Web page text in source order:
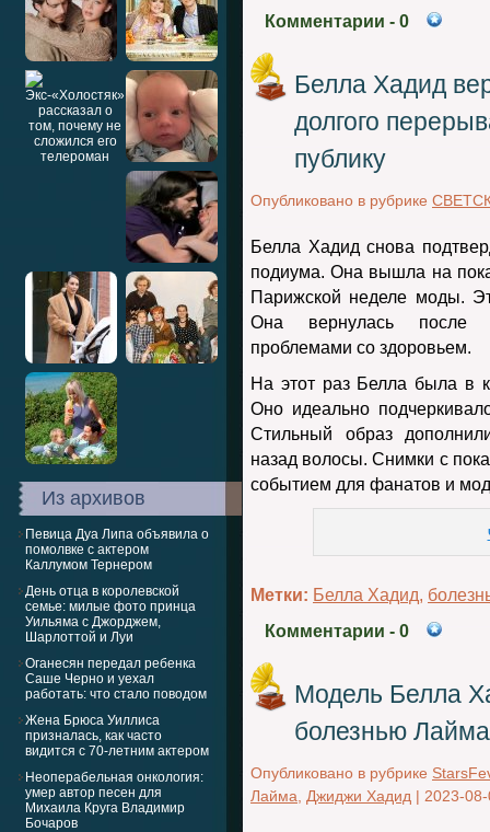
Из архивов
Певица Дуа Липа объявила о
помолвке с актером
Каллумом Тернером
День отца в королевской
семье: милые фото принца
Уильяма с Джорджем,
Шарлоттой и Луи
Оганесян передал ребенка
Саше Черно и уехал
работать: что стало поводом
Жена Брюса Уиллиса
призналась, как часто
видится с 70-летним актером
Неоперабельная онкология:
умер автор песен для
Михаила Круга Владимир
Бочаров
Комментарии - 0
Белла Хадид
долгого
публику
Опубликовано в рубрике
Белла Хадид снова
подиума. Она вышла на
Парижской неделе моды.
Она вернулась после
проблемами со здоровьем.
На этот раз Белла была в
Оно идеально
Стильный образ
назад волосы. Снимки с
событием для фанатов и
Метки: Белла Хадид,
Комментарии - 0
Модель Белла
болезнью Лайма
Опубликовано в рубрике
Лайма
Джиджи Хадид | 2023-